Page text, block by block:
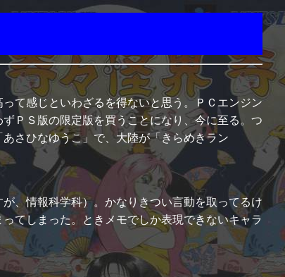
て感じといわざるを得ないと思う。ＰＣエンジン
ＰＳ版の限定版を買うことになり、今に至る。つ
さひなゆうこ」で、大陸が「きらめきラン
、情報科学科）。かなりきつい言動を取ってるけ
てしまった。ときメモでしか表現できないキャラ